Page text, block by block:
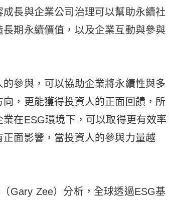
長與企業公司治理可以幫助永續社
期永續價值，以及企業互動與參與
參與，可以協助企業將永續性與多
，更能獲得投資人的正面回饋，所
在ESG環境下，可以取得更有效率
面影響，當投資人的參與力量越
Gary Zee）分析，全球透過ESG基